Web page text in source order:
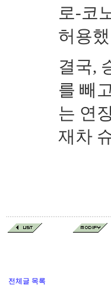
로-코
허용
결국,
를 빼
는 연
재차
전체글 목록